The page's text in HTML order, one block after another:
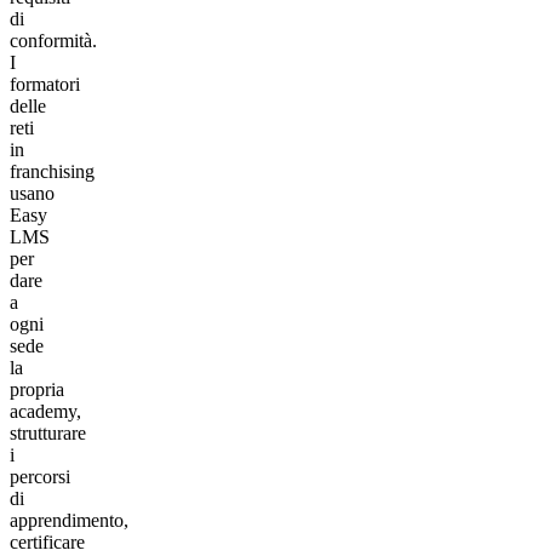
di
conformità.
I
formatori
delle
reti
in
franchising
usano
Easy
LMS
per
dare
a
ogni
sede
la
propria
academy,
strutturare
i
percorsi
di
apprendimento,
certificare